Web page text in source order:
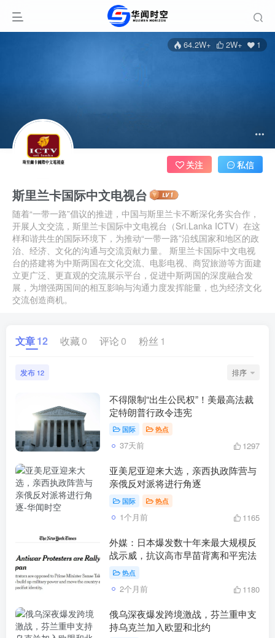
64.2W+ 2W+ 1
斯里兰卡国际中文电视台
随着“一带一路”倡议的推进，中国与斯里兰卡不断深化务实合作，
开展人文交流，斯里兰卡国际中文电视台（Sri.Lanka ICTV）在这
样和谐共生的国际环境下，为推动“一带一路”沿线国家和地区的政
治、经济、文化的沟通与交流贡献力量。 斯里兰卡国际中文电视
台的搭建将为中斯两国在文化交流、电影电视、商贸旅游等方面建
立更广泛、更直观的交流展示平台，促进中斯两国的深度融合发
展，为增强两国间的相互影响与沟通力度发挥能量，也为经济文化
交流创造商机。
关注 私信
文章12 收藏 0 评论 0 粉丝 1
发布 12 排序
不得限制“出生公民权”！美最高法裁
定特朗普行政令违宪
国际 热点
37天前 1297
亚美尼亚迎来大选，亲西执政阵营与
亲俄反对派将进行角逐
国际 热点
1个月前 1165
外媒：日本爆发数十年来最大规模反
战示威，抗议高市早苗背离和平宪法
热点
2个月前 1180
俄乌深夜爆发跨境激战，芬兰重申支
持乌克兰加入欧盟和北约